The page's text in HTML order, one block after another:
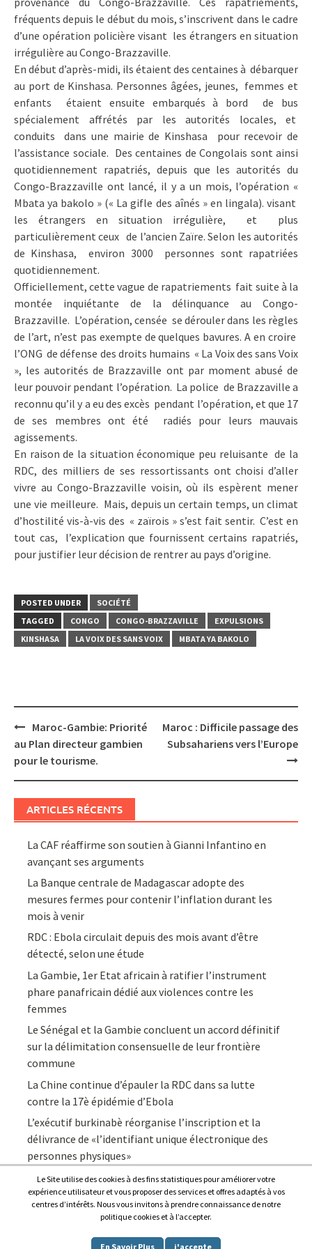
fréquents depuis le début du mois, s’inscrivent dans le cadre
d’une opération policière visant les étrangers en situation
irrégulière au Congo-Brazzaville.
En début d’après-midi, ils étaient des centaines à débarquer
au port de Kinshasa. Personnes âgées, jeunes, femmes et
enfants étaient ensuite embarqués à bord de bus
spécialement affrétés par les autorités locales, et
conduits dans une mairie de Kinshasa pour recevoir de
l’assistance sociale. Des centaines de Congolais sont ainsi
quotidiennement rapatriés, depuis que les autorités du
Congo-Brazzaville ont lancé, il y a un mois, l’opération «
Mbata ya bakolo » (« La gifle des aînés » en lingala). visant
les étrangers en situation irrégulière, et plus
particulièrement ceux de l’ancien Zaïre. Selon les autorités
de Kinshasa, environ 3000 personnes sont rapatriées
quotidiennement.
Officiellement, cette vague de rapatriements fait suite à la
montée inquiétante de la délinquance au Congo-
Brazzaville. L’opération, censée se dérouler dans les règles
de l’art, n’est pas exempte de quelques bavures. A en croire
l’ONG de défense des droits humains « La Voix des sans Voix
», les autorités de Brazzaville ont par moment abusé de
leur pouvoir pendant l’opération. La police de Brazzaville a
reconnu qu’il y a eu des excès pendant l’opération, et que 17
de ses membres ont été radiés pour leurs mauvais
agissements.
En raison de la situation économique peu reluisante de la
RDC, des milliers de ses ressortissants ont choisi d’aller
vivre au Congo-Brazzaville voisin, où ils espèrent mener
une vie meilleure. Mais, depuis un certain temps, un climat
d’hostilité vis-à-vis des « zaïrois » s’est fait sentir. C’est en
tout cas, l’explication que fournissent certains rapatriés,
pour justifier leur décision de rentrer au pays d’origine.
POSTED UNDER
SOCIÉTÉ
TAGGED
CONGO CONGO-BRAZZAVILLE
EXPULSIONS
KINSHASA
LA VOIX DES SANS VOIX MBATA YA BAKOLO
Post
navigation
Maroc-Gambie: Priorité
au Plan directeur gambien
pour le tourisme.
Maroc : Difficile passage des
Subsahariens vers l’Europe
ARTICLES RÉCENTS
La CAF réaffirme son soutien à Gianni Infantino en
avançant ses arguments
La Banque centrale de Madagascar adopte des
mesures fermes pour contenir l’inflation durant les
mois à venir
RDC : Ebola circulait depuis des mois avant d’être
détecté, selon une étude
La Gambie, 1er Etat africain à ratifier l’instrument
phare panafricain dédié aux violences contre les
femmes
Le Sénégal et la Gambie concluent un accord définitif
sur la délimitation consensuelle de leur frontière
commune
La Chine continue d’épauler la RDC dans sa lutte
contre la 17è épidémie d’Ebola
L’exécutif burkinabè réorganise l’inscription et la
délivrance de «l’identifiant unique électronique des
personnes physiques»
Afrique7, l’info du continent en continu
Le Site utilise des cookies à des fins statistiques pour améliorer votre
expérience utilisateur et vous proposer des services et offres adaptés à vos
centres d’intérêts. Nous vous invitons à prendre connaissance de notre
politique cookies et à l’accepter.
En Savoir Plus j'accepte